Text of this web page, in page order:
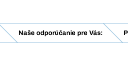
Naše odporúčanie pre Vás: